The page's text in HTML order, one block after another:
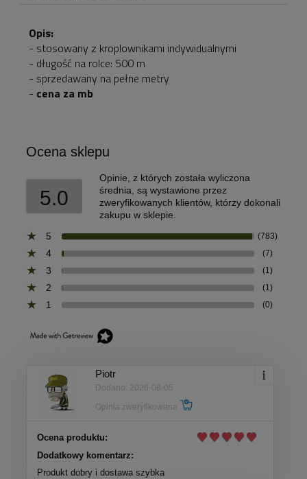
Opis:
- stosowany z kroplownikami indywidualnymi
- długość na rolce: 500 m
- sprzedawany na pełne metry
- cena za mb
Ocena sklepu
5.0
Opinie, z których została wyliczona
średnia, są wystawione przez
zweryfikowanych klientów, którzy dokonali
zakupu w sklepie.
5
(783)
4 (7)
3 (1)
2 (1)
1 (0)
Piotr
Dodano: 2026-08-05
Opinia zweryfikowana
Ocena produktu:
Dodatkowy komentarz:
Produkt dobry i dostawa szybka